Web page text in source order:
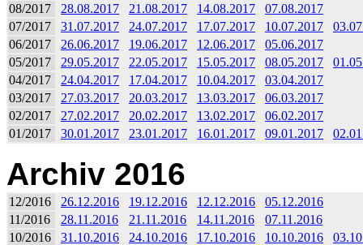
08/2017
28.08.2017 21.08.2017 14.08.2017
07.08.2017
07/2017
31.07.2017 24.07.2017 17.07.2017 10.07.2017
06/2017
26.06.2017 19.06.2017 12.06.2017
05.06.2017
05/2017
29.05.2017 22.05.2017 15.05.2017 08.05.2017
04/2017
24.04.2017 17.04.2017 10.04.2017
03.04.2017
03/2017
27.03.2017 20.03.2017 13.03.2017
06.03.2017
02/2017
27.02.2017 20.02.2017 13.02.2017
06.02.2017
01/2017
30.01.2017 23.01.2017 16.01.2017 09.01.2017
Archiv 2016
12/2016 26.12.2016 19.12.2016 12.12.2016
05.12.2016
11/2016
28.11.2016 21.11.2016 14.11.2016
07.11.2016
10/2016
31.10.2016 24.10.2016 17.10.2016 10.10.2016